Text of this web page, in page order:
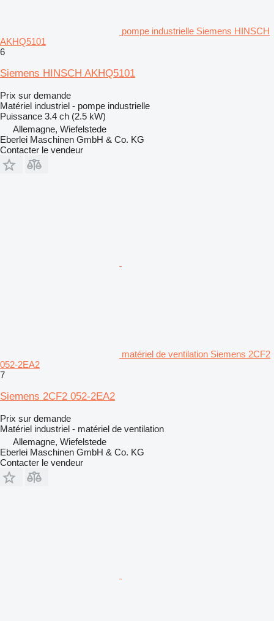
pompe industrielle Siemens HINSCH
AKHQ5101
6
Siemens HINSCH AKHQ5101
Prix sur demande
Matériel industriel - pompe industrielle
Puissance 3.4 ch (2.5 kW)
Allemagne, Wiefelstede
Eberlei Maschinen GmbH & Co. KG
Contacter le vendeur
matériel de ventilation Siemens 2CF2
052-2EA2
7
Siemens 2CF2 052-2EA2
Prix sur demande
Matériel industriel - matériel de ventilation
Allemagne, Wiefelstede
Eberlei Maschinen GmbH & Co. KG
Contacter le vendeur